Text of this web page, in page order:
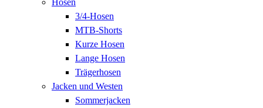
3/4-Hosen
MTB-Shorts
Kurze Hosen
Lange Hosen
Trägerhosen
Jacken und Westen
Sommerjacken